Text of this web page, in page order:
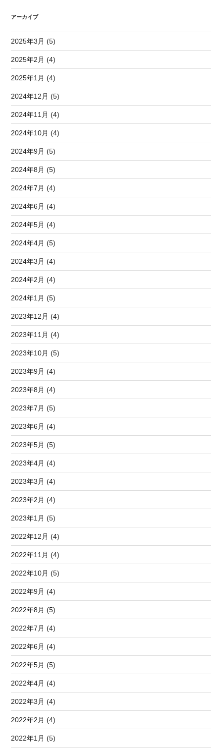
アーカイブ
2025年3月 (5)
2025年2月 (4)
2025年1月 (4)
2024年12月 (5)
2024年11月 (4)
2024年10月 (4)
2024年9月 (5)
2024年8月 (5)
2024年7月 (4)
2024年6月 (4)
2024年5月 (4)
2024年4月 (5)
2024年3月 (4)
2024年2月 (4)
2024年1月 (5)
2023年12月 (4)
2023年11月 (4)
2023年10月 (5)
2023年9月 (4)
2023年8月 (4)
2023年7月 (5)
2023年6月 (4)
2023年5月 (5)
2023年4月 (4)
2023年3月 (4)
2023年2月 (4)
2023年1月 (5)
2022年12月 (4)
2022年11月 (4)
2022年10月 (5)
2022年9月 (4)
2022年8月 (5)
2022年7月 (4)
2022年6月 (4)
2022年5月 (5)
2022年4月 (4)
2022年3月 (4)
2022年2月 (4)
2022年1月 (5)